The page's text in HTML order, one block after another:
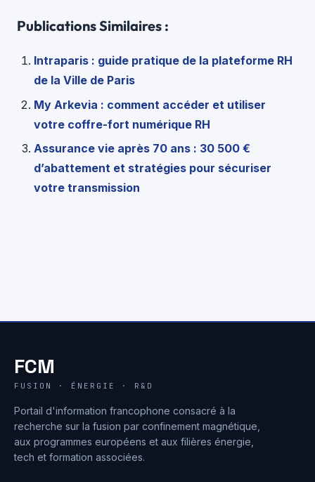
Publications Similaires :
Intraparis : guide pratique de la plateforme RH
de la Ville de Paris
My Arkevia : comment accéder et utiliser
votre coffre-fort numérique RH
Assurance vie après 70 ans : 30 500 €
d’abattement et stratégies pour sécuriser
votre transmission
FCM
FUSION · ÉNERGIE · R&D
Portail d'information francophone consacré à la
recherche sur la fusion par confinement magnétique,
aux programmes européens et aux filières énergie,
tech et formation associées.